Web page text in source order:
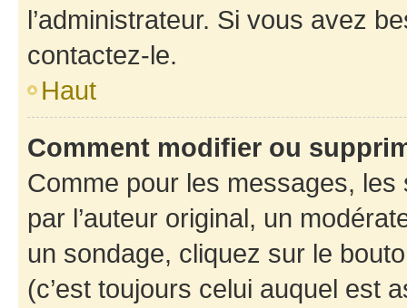
l’administrateur. Si vous avez
contactez-le.
Haut
Comment modifier ou
Comme pour les messages,
par l’auteur original, un
un sondage, cliquez sur le
(c’est toujours celui auquel est